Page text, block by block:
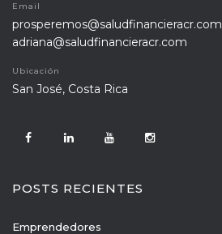
Email
prosperemos@saludfinancieracr.com
adriana@saludfinancieracr.com
Ubicación
San José, Costa Rica
POSTS RECIENTES
Emprendedore